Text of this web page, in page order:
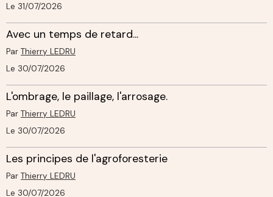
Le 31/07/2026
Avec un temps de retard...
Par Thierry LEDRU
Le 30/07/2026
L'ombrage, le paillage, l'arrosage.
Par Thierry LEDRU
Le 30/07/2026
Les principes de l'agroforesterie
Par Thierry LEDRU
Le 30/07/2026